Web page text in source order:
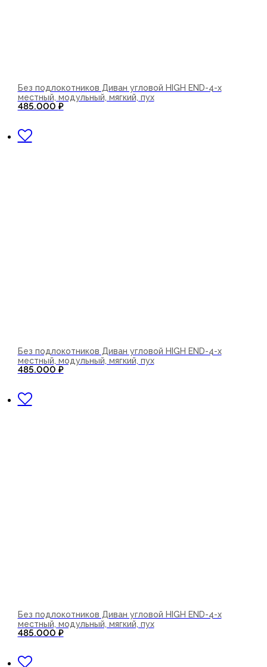
Без подлокотников Диван угловой HIGH END-4-х
местный, модульный, мягкий, пух
485.000 ₽
Без подлокотников Диван угловой HIGH END-4-х
местный, модульный, мягкий, пух
485.000 ₽
Без подлокотников Диван угловой HIGH END-4-х
местный, модульный, мягкий, пух
485.000 ₽